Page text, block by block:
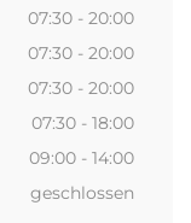
07:30 - 20:00
07:30 - 20:00
07:30 - 20:00
07:30 - 18:00
09:00 - 14:00
geschlossen